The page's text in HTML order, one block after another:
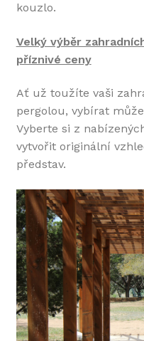
kouzlo.
Velký výběr
příznivé ceny
Ať už toužíte vaši
pergolou, vybírat
Vyberte si z
vytvořit originální
představ.